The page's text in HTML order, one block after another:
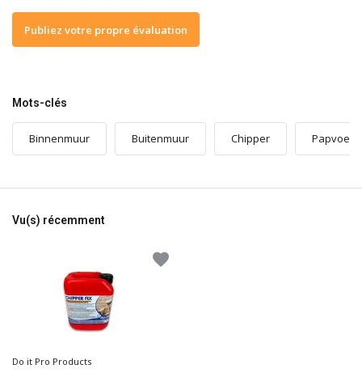
Publiez votre propre évaluation
Mots-clés
Binnenmuur Buitenmuur Chipper
Vu(s) récemment
Do it Pro Products